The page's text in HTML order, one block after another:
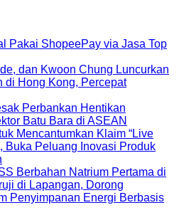
Pakai ShopeePay via Jasa Top
dan Kwoon Chung Luncurkan
di Hong Kong, Percepat
Perbankan Hentikan
Batu Bara di ASEAN
Mencantumkan Klaim “Live
Buka Peluang Inovasi Produk
Berbahan Natrium Pertama di
di Lapangan, Dorong
Penyimpanan Energi Berbasis